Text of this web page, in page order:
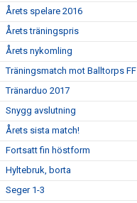
Årets spelare 2016
Årets träningspris
Årets nykomling
Träningsmatch mot Balltorps FF
Tränarduo 2017
Snygg avslutning
Årets sista match!
Fortsatt fin höstform
Hyltebruk, borta
Seger 1-3